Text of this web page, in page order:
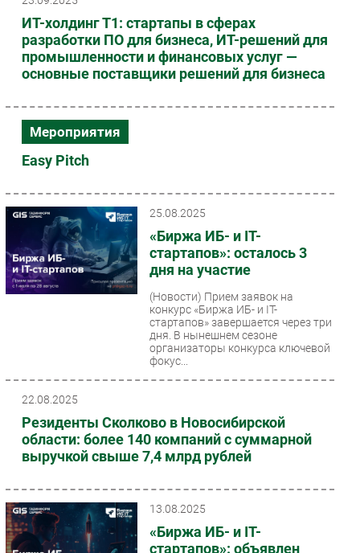
ИТ-холдинг Т1: стартапы в сферах
разработки ПО для бизнеса, ИТ-решений для
промышленности и финансовых услуг —
основные поставщики решений для бизнеса
Мероприятия
Easy Pitch
25.08.2025
«Биржа ИБ- и IT-
стартапов»: осталось 3
дня на участие
(Новости) Прием заявок на
конкурс «Биржа ИБ- и IT-
стартапов» завершается через три
дня. В нынешнем сезоне
организаторы конкурса ключевой
фокус...
22.08.2025
Резиденты Сколково в Новосибирской
области: более 140 компаний с суммарной
выручкой свыше 7,4 млрд рублей
13.08.2025
«Биржа ИБ- и IT-
стартапов»: объявлен